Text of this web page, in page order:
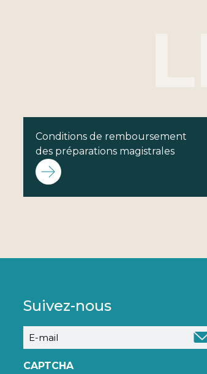
Conditions de remboursement
des préparations magistrales
Suivez-nous
E-
mail
CAPTCHA